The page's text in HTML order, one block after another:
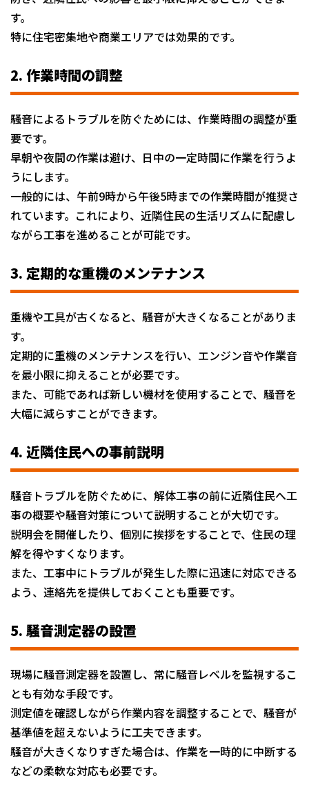
す。
特に住宅密集地や商業エリアでは効果的です。
2. 作業時間の調整
騒音によるトラブルを防ぐためには、作業時間の調整が重
要です。
早朝や夜間の作業は避け、日中の一定時間に作業を行うよ
うにします。
一般的には、午前9時から午後5時までの作業時間が推奨さ
れています。これにより、近隣住民の生活リズムに配慮し
ながら工事を進めることが可能です。
3. 定期的な重機のメンテナンス
重機や工具が古くなると、騒音が大きくなることがありま
す。
定期的に重機のメンテナンスを行い、エンジン音や作業音
を最小限に抑えることが必要です。
また、可能であれば新しい機材を使用することで、騒音を
大幅に減らすことができます。
4. 近隣住民への事前説明
騒音トラブルを防ぐために、解体工事の前に近隣住民へ工
事の概要や騒音対策について説明することが大切です。
説明会を開催したり、個別に挨拶をすることで、住民の理
解を得やすくなります。
また、工事中にトラブルが発生した際に迅速に対応できる
よう、連絡先を提供しておくことも重要です。
5. 騒音測定器の設置
現場に騒音測定器を設置し、常に騒音レベルを監視するこ
とも有効な手段です。
測定値を確認しながら作業内容を調整することで、騒音が
基準値を超えないように工夫できます。
騒音が大きくなりすぎた場合は、作業を一時的に中断する
などの柔軟な対応も必要です。